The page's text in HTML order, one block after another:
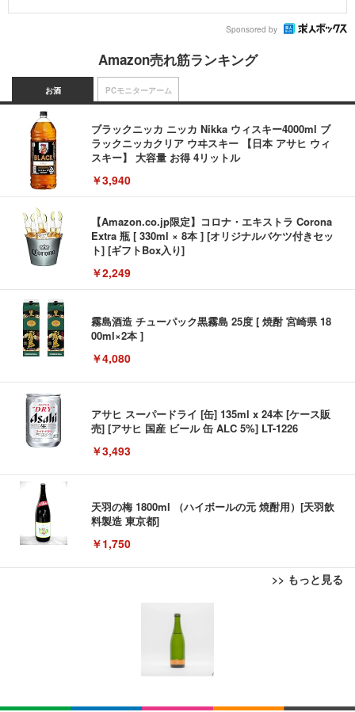
Sponsored by
Amazon売れ筋ランキング
お酒
ブラックニッカ ニッカ Nikka ウィスキー4000ml ブ
ラックニッカクリア ウヰスキー 【日本 アサヒ ウィ
スキー】 大容量 お得 4リットル
￥3,940
【Amazon.co.jp限定】コロナ・エキストラ Corona
Extra 瓶 [ 330ml × 8本 ] [オリジナルバケツ付きセッ
ト] [ギフトBox入り]
￥2,249
霧島酒造 チューパック黒霧島 25度 [ 焼酎 宮崎県 18
00ml×2本 ]
￥4,080
アサヒ スーパードライ [缶] 135ml x 24本 [ケース販
売] [アサヒ 国産 ビール 缶 ALC 5%] LT-1226
￥3,493
天羽の梅 1800ml （ハイボールの元 焼酎用）[天羽飲
料製造 東京都]
￥1,750
>> もっと見る
PCモニターアーム
エレコム モニターアーム シングルアーム 17~32イン
チ対応 耐荷重:9kg ガス式 VESA規格対応 ブラック
エレコム モニターアーム ワイドモニター対応 17~49